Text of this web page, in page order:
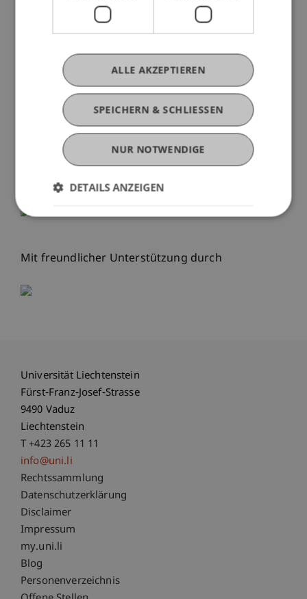
treffen, um gerade etwaige Strafbarkeitsrisiken
zu vermeiden oder zu bekämpfen. Die fünf
gerade hochaktuelle und für den Finanzstandort
Liechtenstein relevante Compliance-Aspekte an.
Eine Veranstaltung derProfessur für
Wirtschaftsstrafrecht, Compliance und
Digitalisierung
in Kooperation mitCEJ Compliance Elliance
Journal.
Mit freundlicher Unterstützung durch
Universität Liechtenstein
Fürst-Franz-Josef-Strasse
9490 Vaduz
Liechtenstein
T +423 265 11 11
info@uni.li
Fußzeile Rechtliche Hinweise
Rechtssammlung
Datenschutzerklärung
Disclaimer
Impressum
Fußzeile Subdomain-Verzeichnis
my.uni.li
Blog
Personenverzeichnis
SPEICHERN & SCHLIESSEN
ALLE AKZEPTIEREN
NUR NOTWENDIGE
DETAILS ANZEIGEN